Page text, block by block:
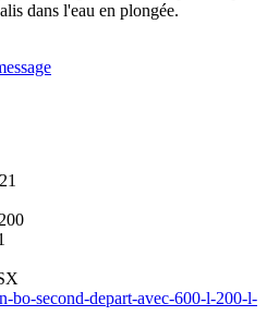
dans l'eau en plongée.
bo-second-depart-avec-600-l-200-l-